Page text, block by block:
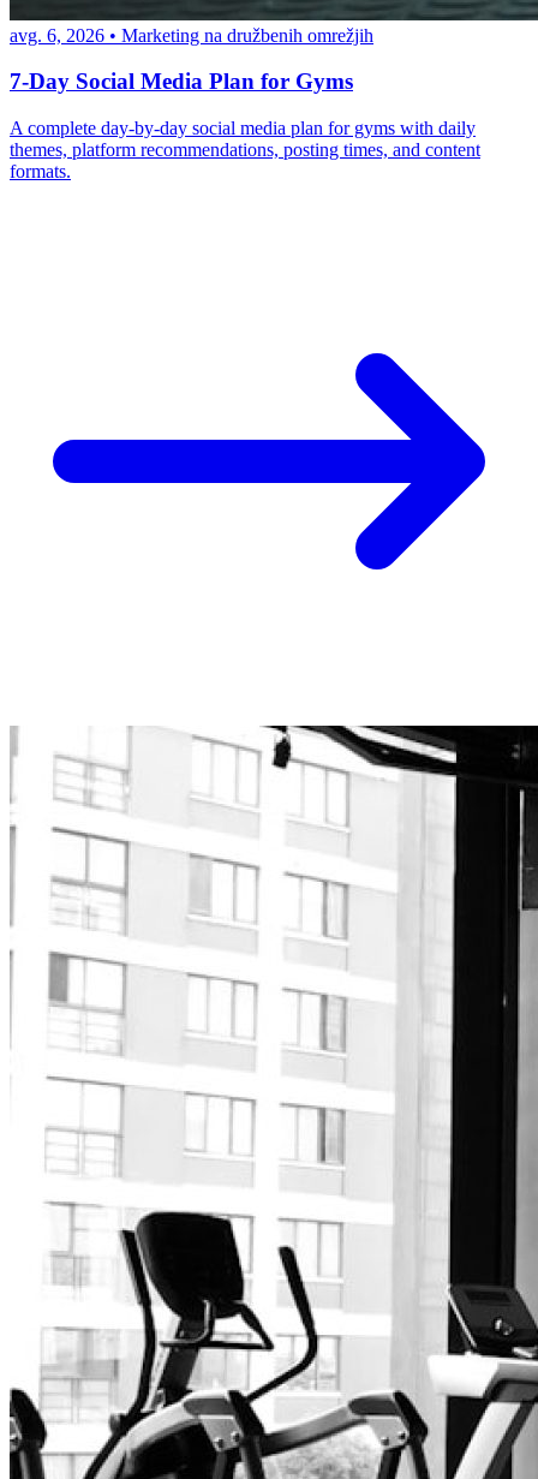
avg. 6, 2026 • Marketing na družbenih omrežjih
7-Day Social Media Plan for Gyms
A complete day-by-day social media plan for gyms with daily
themes, platform recommendations, posting times, and content
formats.